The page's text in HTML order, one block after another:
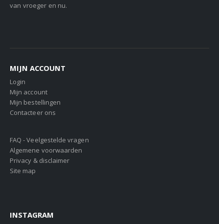
van vroeger en nu.
MIJN ACCOUNT
Login
Mijn account
Mijn bestellingen
Contacteer ons
FAQ - Veelgestelde vragen
Algemene voorwaarden
Privacy & disclaimer
Site map
INSTAGRAM